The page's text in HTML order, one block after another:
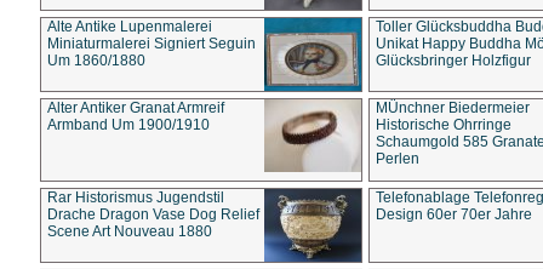
Alte Antike Lupenmalerei
Miniaturmalerei Signiert Seguin
Um 1860/1880
Toller Glücksbuddha
Unikat Happy Buddha
Glücksbringer Holzfigur
Alter Antiker Granat Armreif
Armband Um 1900/1910
MÜnchner Biedermeier
Historische Ohrringe
Schaumgold 585
Perlen
Rar Historismus Jugendstil
Drache Dragon Vase Dog Relief
Scene Art Nouveau 1880
Telefonablage
Design 60er 70er Jahre